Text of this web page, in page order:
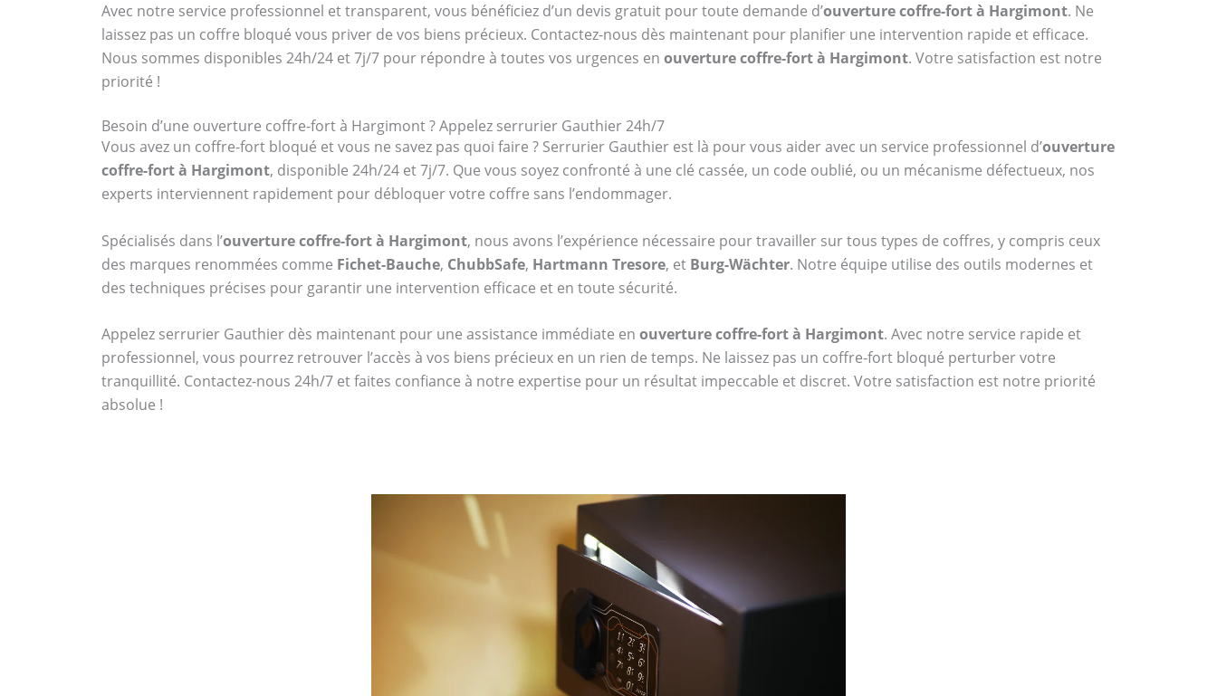
Avec notre service professionnel et transparent, vous bénéficiez d’un devis gratuit pour toute demande d’ouverture coffre-fort à Hargimont. Ne
laissez pas un coffre bloqué vous priver de vos biens précieux. Contactez-nous dès maintenant pour planifier une intervention rapide et efficace.
Nous sommes disponibles 24h/24 et 7j/7 pour répondre à toutes vos urgences en ouverture coffre-fort à Hargimont. Votre satisfaction est notre
priorité !
Besoin d’une ouverture coffre-fort à Hargimont ? Appelez serrurier Gauthier 24h/7
Vous avez un coffre-fort bloqué et vous ne savez pas quoi faire ? Serrurier Gauthier est là pour vous aider avec un service professionnel d’ouverture
coffre-fort à Hargimont, disponible 24h/24 et 7j/7. Que vous soyez confronté à une clé cassée, un code oublié, ou un mécanisme défectueux, nos
experts interviennent rapidement pour débloquer votre coffre sans l’endommager.
Spécialisés dans l’ouverture coffre-fort à Hargimont, nous avons l’expérience nécessaire pour travailler sur tous types de coffres, y compris ceux
des marques renommées comme Fichet-Bauche, ChubbSafe, Hartmann Tresore, et Burg-Wächter. Notre équipe utilise des outils modernes et
des techniques précises pour garantir une intervention efficace et en toute sécurité.
Appelez serrurier Gauthier dès maintenant pour une assistance immédiate en ouverture coffre-fort à Hargimont. Avec notre service rapide et
professionnel, vous pourrez retrouver l’accès à vos biens précieux en un rien de temps. Ne laissez pas un coffre-fort bloqué perturber votre
tranquillité. Contactez-nous 24h/7 et faites confiance à notre expertise pour un résultat impeccable et discret. Votre satisfaction est notre priorité
absolue !